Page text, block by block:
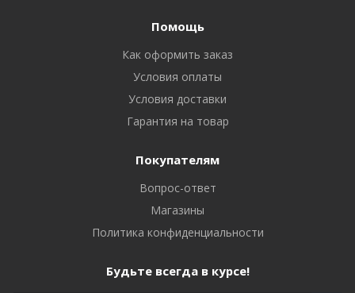
Помощь
Как оформить заказ
Условия оплаты
Условия доставки
Гарантия на товар
Покупателям
Вопрос-ответ
Магазины
Политика конфиденциальности
Будьте всегда в курсе!